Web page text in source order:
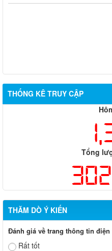
THỐNG KÊ TRUY CẬP
Tổng
THĂM DÒ Ý KIẾN
Đánh giá về trang thông tin
Rất tốt